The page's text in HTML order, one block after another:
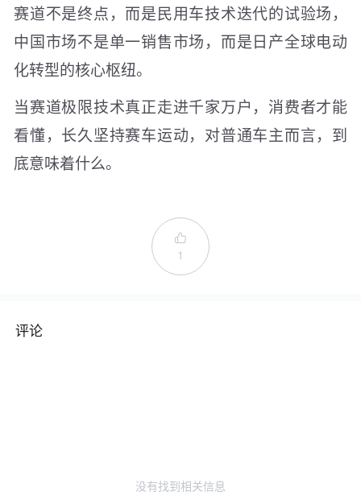
赛道不是终点，而是民用车技术迭代的试验场，
中国市场不是单一销售市场，而是日产全球电动
化转型的核心枢纽。
当赛道极限技术真正走进千家万户，消费者才能
看懂，长久坚持赛车运动，对普通车主而言，到
底意味着什么。

1
评论
没有找到相关信息